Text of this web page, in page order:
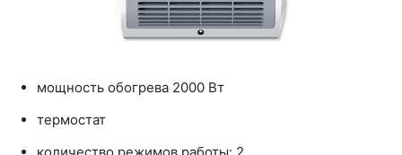
мощность обогрева 2000 Вт
термостат